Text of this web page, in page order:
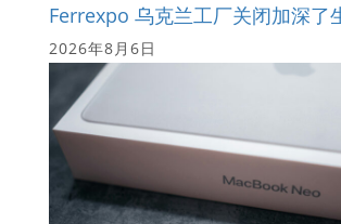
Ferrexpo 乌克兰工厂关闭加深了
2026年8月6日